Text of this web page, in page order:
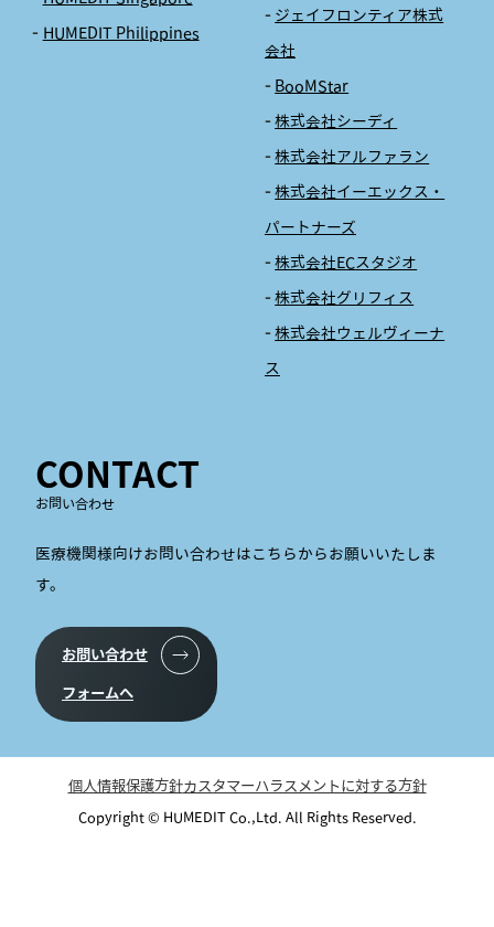
HUMEDIT Philippines
ジェイフロンティア株式
会社
BooMStar
株式会社シーディ
株式会社アルファラン
株式会社イーエックス・
パートナーズ
株式会社ECスタジオ
株式会社グリフィス
株式会社ウェルヴィーナ
ス
CONTACT
お問い合わせ
医療機関様向けお問い合わせはこちらからお願いいたしま
す。
お問い合わせ
フォームへ
個人情報保護方針カスタマーハラスメントに対する方針
Copyright © HUMEDIT Co.,Ltd. All Rights Reserved.